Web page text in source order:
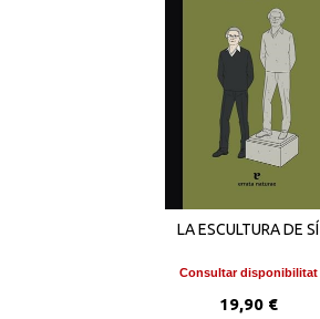
LA ESCULTURA DE SÍ
Consultar disponibilitat
19,90 €